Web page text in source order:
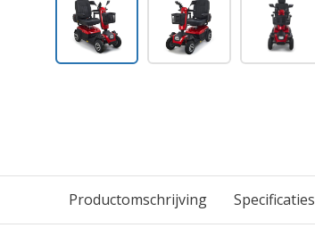
Productomschrijving Specificaties